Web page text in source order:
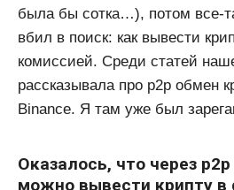
была бы сотка…), потом все-
вбил в поиск: как вывести
комиссией. Среди статей
рассказывала про p2p обмен
Binance. Я там уже был
Оказалось, что через
можно вывести крипту в